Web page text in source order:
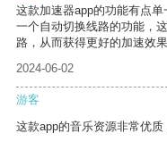
这款加速器app的功能有点
一个自动切换线路的功能，
路，从而获得更好的加速效果
2024-06-02
游客
这款app的音乐资源非常优质